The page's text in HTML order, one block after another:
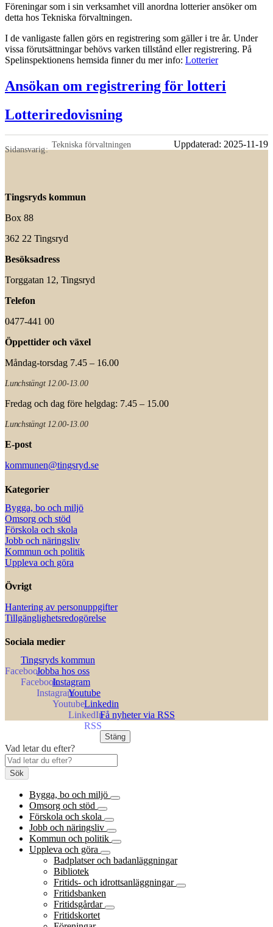
Föreningar som i sin verksamhet vill anordna lotterier ansöker om
detta hos Tekniska förvaltningen.
I de vanligaste fallen görs en registrering som gäller i tre år. Under
vissa förutsättningar behövs varken tillstånd eller registrering. På
Spelinspektionens hemsida finner du mer info: Lotterier
Ansökan om registrering för lotteri
Lotteriredovisning
Tekniska förvaltningen
Sidansvarig
Uppdaterad: 2025-11-19
Tingsryds kommun
Box 88
362 22 Tingsryd
Besöksadress
Torggatan 12, Tingsryd
Telefon
0477-441 00
Öppettider och växel
Måndag-torsdag 7.45 – 16.00
Lunchstängt 12.00-13.00
Fredag och dag före helgdag: 7.45 – 15.00
Lunchstängt 12.00-13.00
E-post
kommunen@tingsryd.se
Kategorier
Bygga, bo och miljö
Omsorg och stöd
Förskola och skola
Jobb och näringsliv
Kommun och politik
Uppleva och göra
Övrigt
Hantering av personuppgifter
Tillgänglighetsredogörelse
Sociala medier
Tingsryds kommun
Jobba hos oss
Instagram
Youtube
Linkedin
Få nyheter via RSS
Stäng
Vad letar du efter?
Sök
Bygga, bo och miljö
Omsorg och stöd
Förskola och skola
Jobb och näringsliv
Kommun och politik
Uppleva och göra
Badplatser och badanläggningar
Bibliotek
Fritids- och idrottsanläggningar
Fritidsbanken
Fritidsgårdar
Fritidskortet